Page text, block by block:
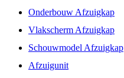
Onderbouw Afzuigkap
Vlakscherm Afzuigkap
Schouwmodel Afzuigkap
Afzuigunit